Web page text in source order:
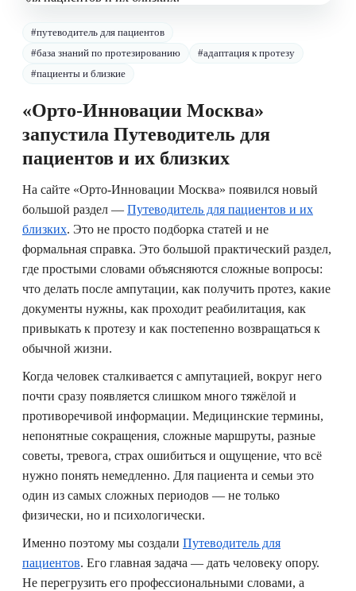
#путеводитель для пациентов
#база знаний по протезированию
#адаптация к протезу
#пациенты и близкие
«Орто-Инновации Москва»
запустила Путеводитель для
пациентов и их близких
На сайте «Орто-Инновации Москва» появился новый
большой раздел — Путеводитель для пациентов и их
близких. Это не просто подборка статей и не
формальная справка. Это большой практический раздел,
где простыми словами объясняются сложные вопросы:
что делать после ампутации, как получить протез, какие
документы нужны, как проходит реабилитация, как
привыкать к протезу и как постепенно возвращаться к
обычной жизни.
Когда человек сталкивается с ампутацией, вокруг него
почти сразу появляется слишком много тяжёлой и
противоречивой информации. Медицинские термины,
непонятные сокращения, сложные маршруты, разные
советы, тревога, страх ошибиться и ощущение, что всё
нужно понять немедленно. Для пациента и семьи это
один из самых сложных периодов — не только
физически, но и психологически.
Именно поэтому мы создали Путеводитель для
пациентов. Его главная задача — дать человеку опору.
Не перегрузить его профессиональными словами, а